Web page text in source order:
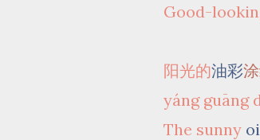
Good-
阳光的油彩
yáng guāng
The sunny